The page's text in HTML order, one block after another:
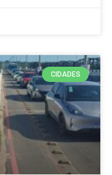
CIDADES